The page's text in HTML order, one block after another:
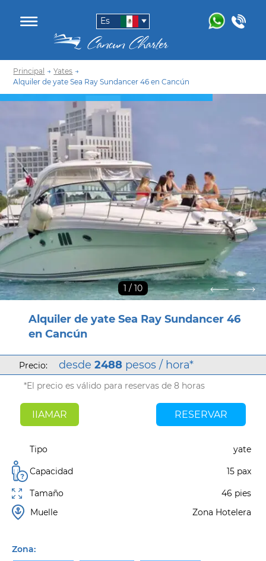
Es
Principal → Yates →
Alquiler de yate Sea Ray Sundancer 46 en Cancún
1 / 10
Alquiler de yate Sea Ray Sundancer 46
en Cancún
Precio: desde 2488 pesos / hora*
*El precio es válido para reservas de 8 horas
IIAMAR RESERVAR
Tipo yate
Capacidad 15 pax
Tamaño
46 pies
Muelle
Zona Hotelera
Zona: